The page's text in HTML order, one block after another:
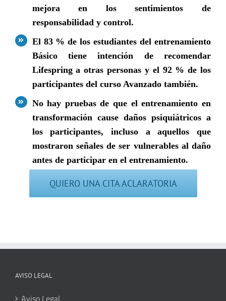
mejora en los sentimientos de
responsabilidad y control.
El 83 % de los estudiantes del entrenamiento
Básico tiene intención de recomendar
Lifespring a otras personas y el 92 % de los
participantes del curso Avanzado también.
No hay pruebas de que el entrenamiento en
transformación cause daños psiquiátricos a
los participantes, incluso a aquellos que
mostraron señales de ser vulnerables al daño
antes de participar en el entrenamiento.
QUIERO UNA CITA ACLARATORIA
AVISO LEGAL
Aviso Legal